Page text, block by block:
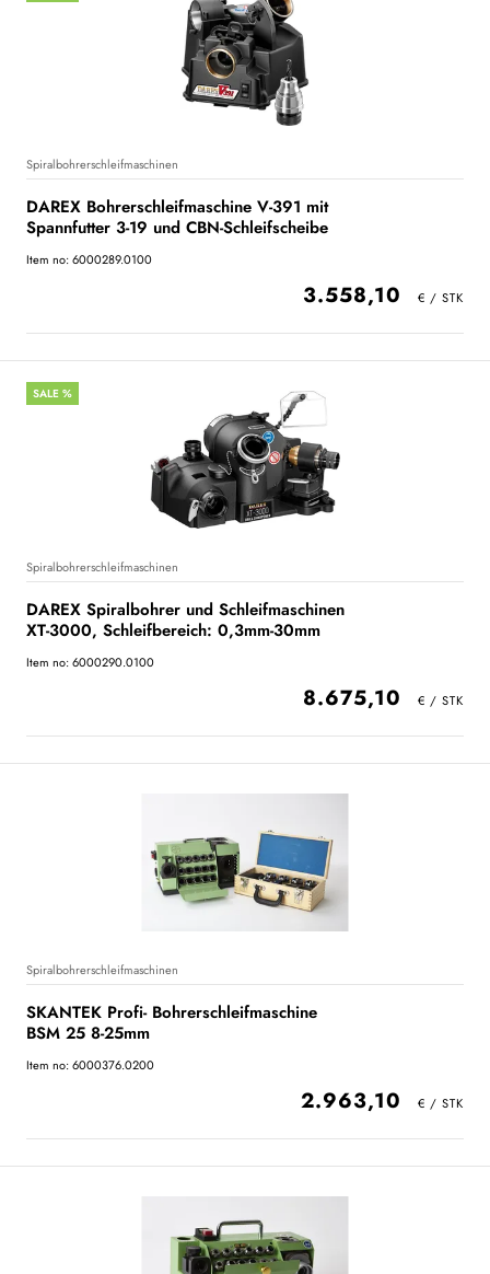
Spiralbohrerschleifmaschinen
DAREX Bohrerschleifmaschine V-391 mit
Spannfutter 3-19 und CBN-Schleifscheibe
Item no: 6000289.0100
3.558,10
SALE %
Spiralbohrerschleifmaschinen
DAREX Spiralbohrer und Schleifmaschinen
XT-3000, Schleifbereich: 0,3mm-30mm
Item no: 6000290.0100
8.675,10
Spiralbohrerschleifmaschinen
SKANTEK Profi- Bohrerschleifmaschine
BSM 25 8-25mm
Item no: 6000376.0200
2.963,10